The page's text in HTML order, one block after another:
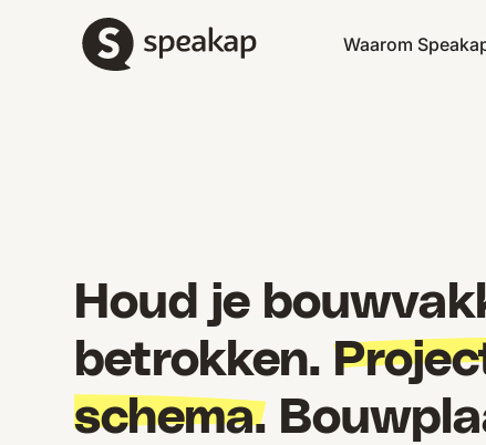
Waarom
Houd je
betrokken.
schema.